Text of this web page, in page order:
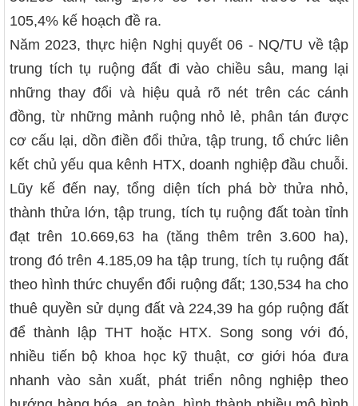
105,4% kế hoạch đề ra.
Năm 2023, thực hiện Nghị quyết 06 - NQ/TU về tập
trung tích tụ ruộng đất đi vào chiều sâu, mang lại
những thay đổi và hiệu quả rõ nét trên các cánh
đồng, từ những mảnh ruộng nhỏ lẻ, phân tán được
cơ cấu lại, dồn điền đổi thửa, tập trung, tổ chức liên
kết chủ yếu qua kênh HTX, doanh nghiệp đầu chuỗi.
Lũy kế đến nay, tổng diện tích phá bờ thửa nhỏ,
thành thửa lớn, tập trung, tích tụ ruộng đất toàn tỉnh
đạt trên 10.669,63 ha (tăng thêm trên 3.600 ha),
trong đó trên 4.185,09 ha tập trung, tích tụ ruộng đất
theo hình thức chuyển đổi ruộng đất; 130,534 ha cho
thuê quyền sử dụng đất và 224,39 ha góp ruộng đất
để thành lập THT hoặc HTX. Song song với đó,
nhiều tiến bộ khoa học kỹ thuật, cơ giới hóa đưa
nhanh vào sản xuất, phát triển nông nghiệp theo